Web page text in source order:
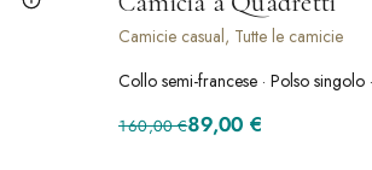
Camicie casual, Tutte le camicie
Collo semi-francese · Polso singolo
160,00€
Il prezzo originale era:
89,00 €
Il prezzo attuale è: 89,00